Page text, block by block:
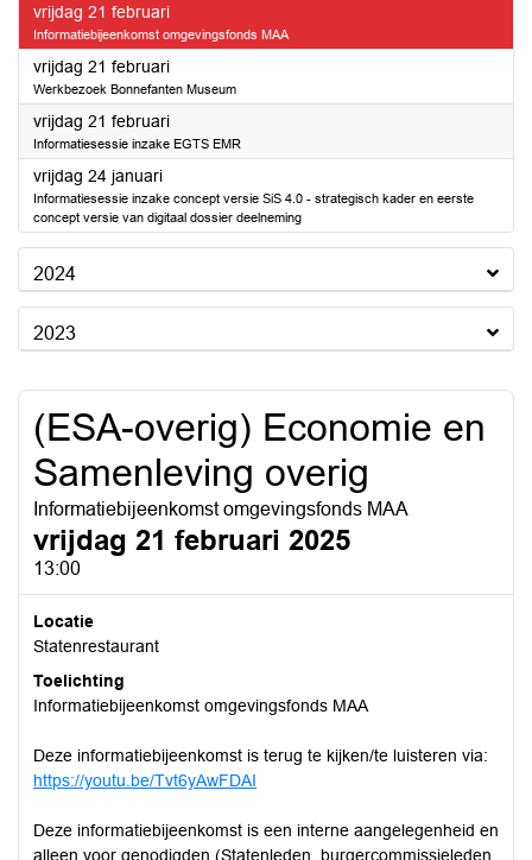
vrijdag 21 februari2025
Informatiebijeenkomst omgevingsfonds MAA
vrijdag 21 februari2025
Werkbezoek Bonnefanten Museum
vrijdag 21 februari2025
Informatiesessie inzake EGTS EMR
vrijdag 24 januari2025
Informatiesessie inzake concept versie SiS 4.0 - strategisch kader en eerste
concept versie van digitaal dossier deelneming
2024
2023
(ESA-overig) Economie en
Samenleving overig
Informatiebijeenkomst omgevingsfonds MAA
vrijdag 21 februari 2025
13:00
Locatie
Statenrestaurant
Toelichting
Informatiebijeenkomst omgevingsfonds MAA
Deze informatiebijeenkomst is terug te kijken/te luisteren via:
https://youtu.be/Tvt6yAwFDAI
Deze informatiebijeenkomst is een interne aangelegenheid en
alleen voor genodigden (Statenleden, burgercommissieleden